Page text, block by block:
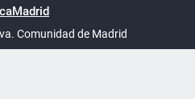
España
Comunidad de Madrid